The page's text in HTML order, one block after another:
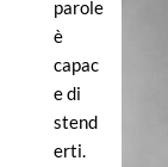
parole
è
capac
e di
stend
erti.